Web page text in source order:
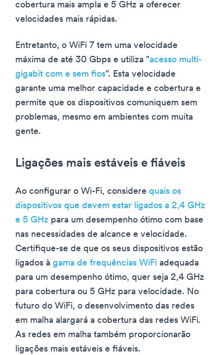
cobertura mais ampla e 5 GHz a oferecer
velocidades mais rápidas.
Entretanto, o WiFi 7 tem uma velocidade
máxima de até 30 Gbps e utiliza "acesso multi-
gigabit com e sem fios". Esta velocidade
garante uma melhor capacidade e cobertura e
permite que os dispositivos comuniquem sem
problemas, mesmo em ambientes com muita
gente.
Ligações mais estáveis e fiáveis
Ao configurar o Wi-Fi, considere quais os
dispositivos que devem estar ligados a 2,4 GHz
e 5 GHz para um desempenho ótimo com base
nas necessidades de alcance e velocidade.
Certifique-se de que os seus dispositivos estão
ligados à gama de frequências WiFi adequada
para um desempenho ótimo, quer seja 2,4 GHz
para cobertura ou 5 GHz para velocidade. No
futuro do WiFi, o desenvolvimento das redes
em malha alargará a cobertura das redes WiFi.
As redes em malha também proporcionarão
ligações mais estáveis e fiáveis.